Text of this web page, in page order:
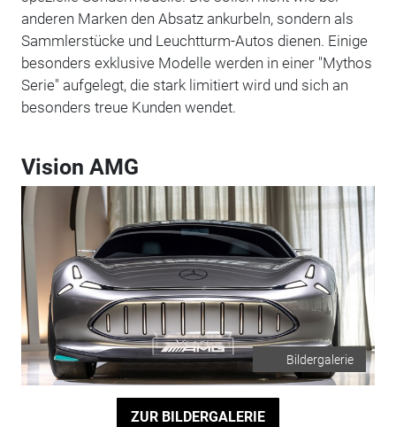
anderen Marken den Absatz ankurbeln, sondern als
Sammlerstücke und Leuchtturm-Autos dienen. Einige
besonders exklusive Modelle werden in einer "Mythos
Serie" aufgelegt, die stark limitiert wird und sich an
besonders treue Kunden wendet.
Vision AMG
Bildergalerie
ZUR BILDERGALERIE